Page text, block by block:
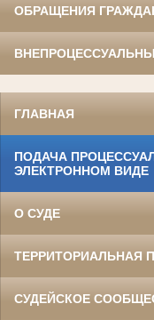
ОБРАЩЕНИЯ
ГЛАВНАЯ
ПОДАЧА
ЭЛЕКТРОННОМ ВИДЕ
О СУДЕ
ТЕРРИТОРИАЛЬНАЯ
СУДЕЙСКОЕ